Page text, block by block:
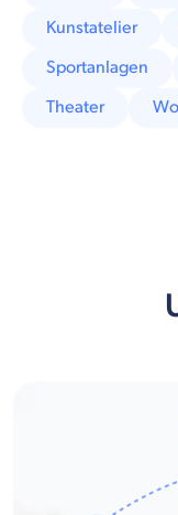
Kunstatelier
Sportanlagen
Theater